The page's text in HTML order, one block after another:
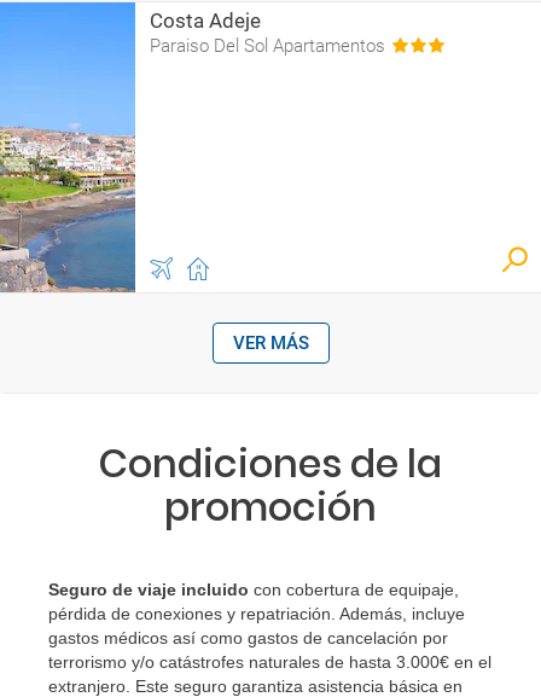
Costa Adeje
Paraiso Del Sol Apartamentos
VER MÁS
Condiciones de la
promoción
Seguro de viaje incluido con cobertura de equipaje,
pérdida de conexiones y repatriación. Además, incluye
gastos médicos así como gastos de cancelación por
terrorismo y/o catástrofes naturales de hasta 3.000€ en el
extranjero. Este seguro garantiza asistencia básica en